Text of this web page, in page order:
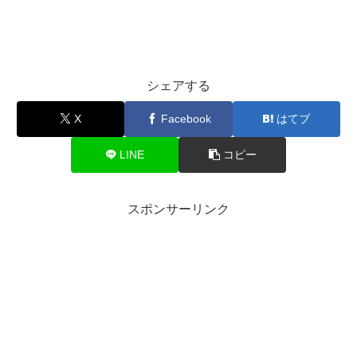
シェアする
X Facebook はてブ
LINE コピー
スポンサーリンク